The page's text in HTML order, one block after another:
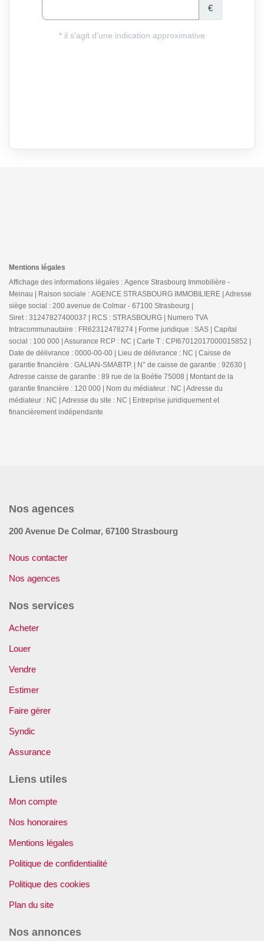
Mentions légales
Affichage des informations légales : Agence Strasbourg Immobilière -
Meinau | Raison sociale : AGENCE STRASBOURG IMMOBILIERE | Adresse
siège social : 200 avenue de Colmar - 67100 Strasbourg |
Siret : 31247827400037 | RCS : STRASBOURG | Numero TVA
Intracommunautaire : FR62312478274 | Forme juridique : SAS | Capital
social : 100 000 | Assurance RCP : NC | Carte T : CPI67012017000015852 |
Date de délivrance : 0000-00-00 | Lieu de délivrance : NC | Caisse de
garantie financière : GALIAN-SMABTP. | N° de caisse de garantie : 92630 |
Adresse caisse de garantie : 89 rue de la Boétie 75008 | Montant de la
garantie financière : 120 000 | Nom du médiateur : NC | Adresse du
médiateur : NC | Adresse du site : NC |
Entreprise juridiquement et
financièrement indépendante
Nos agences
200 Avenue De Colmar, 67100 Strasbourg
200 Avenue De Colmar, 67100 Strasbourg
Nous contacter
Nos agences
Nos services
Acheter
Louer
Vendre
Estimer
Faire gérer
Syndic
Assurance
Liens utiles
Mon compte
Nos honoraires
Mentions légales
Politique de confidentialité
Politique des cookies
Plan du site
Nos annonces